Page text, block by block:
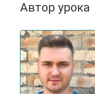
Автор урока